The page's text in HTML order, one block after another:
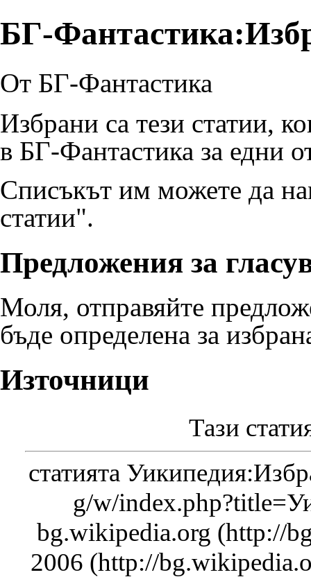
БГ-
От БГ-Фантастика
Избрани са тези статии,
в БГ-Фантастика за едни
Списъкът им можете да
статии".
Предложения за
Моля, отправяйте
бъде определена за
Източници
Тази
статията
bg.wikipedia.org
2006